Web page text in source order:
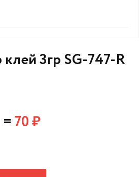
3гр SG-747-R
=70 ₽